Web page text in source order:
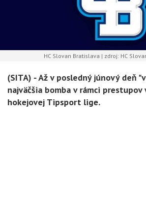
HC Slovan Bratislava | zdroj: HC
(SITA) -Až v posledný júnový deň
najväčšia bomba v rámci prestupov
hokejovej Tipsport lige.